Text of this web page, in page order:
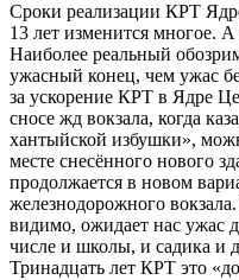
Сроки реализации КРТ
13 лет изменится многое.
Наиболее реальный
ужасный конец, чем ужас
за ускорение КРТ в Ядре
сносе жд вокзала, когда
хантыйской избушки»,
месте снесённого нового
продолжается в новом
железнодорожного
видимо, ожидает нас ужас
числе и школы, и садика и
Тринадцать лет КРТ это